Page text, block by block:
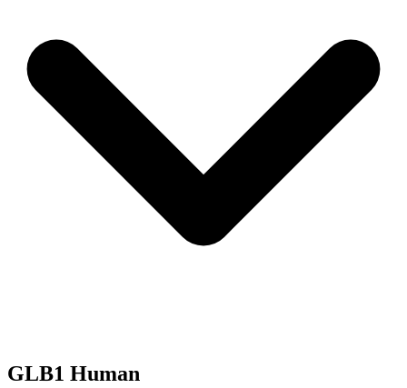
GLB1 Human